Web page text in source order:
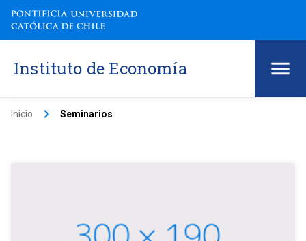
Instituto de Economía
Inicio keyboard_arrow_right Seminarios